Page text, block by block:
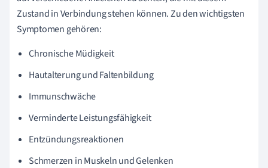
Zustand in Verbindung stehen können. Zu den wichtigsten
Symptomen gehören:
Chronische Müdigkeit
Hautalterung und Faltenbildung
Immunschwäche
Verminderte Leistungsfähigkeit
Entzündungsreaktionen
Schmerzen in Muskeln und Gelenken